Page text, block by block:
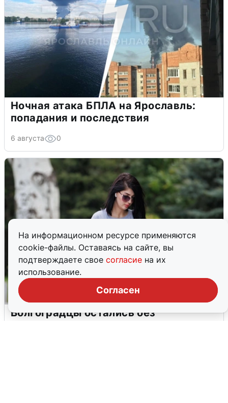
На информационном ресурсе применяются
cookie-файлы. Оставаясь на сайте, вы
подтверждаете свое согласие на их
использование.
Согласен
Ночная атака БПЛА на Ярославль:
попадания и последствия
6 августа 0
Волгоградцы остались без